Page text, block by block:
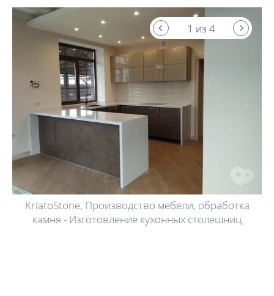
KriatoStone, Производство мебели, обработка
камня - Изготовление кухонных столешниц
1 из 4